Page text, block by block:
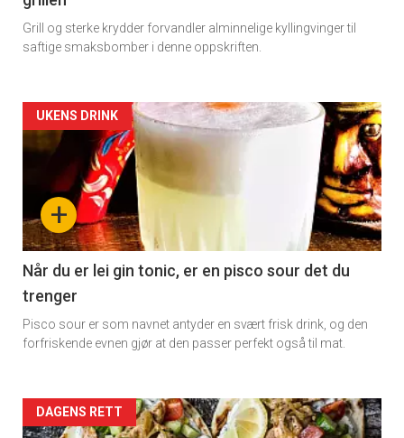
Grill og sterke krydder forvandler alminnelige kyllingvinger til
saftige smaksbomber i denne oppskriften.
Artikler
detail
section
11
Dagens
rett
+
UKENS DRINK
Når du er lei gin tonic, er en pisco sour det du
trenger
Pisco sour er som navnet antyder en svært frisk drink, og den
forfriskende evnen gjør at den passer perfekt også til mat.
Artikler
DAGENS RETT